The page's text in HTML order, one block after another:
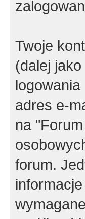
Twoje
(dalej
adres e-
na
forum.